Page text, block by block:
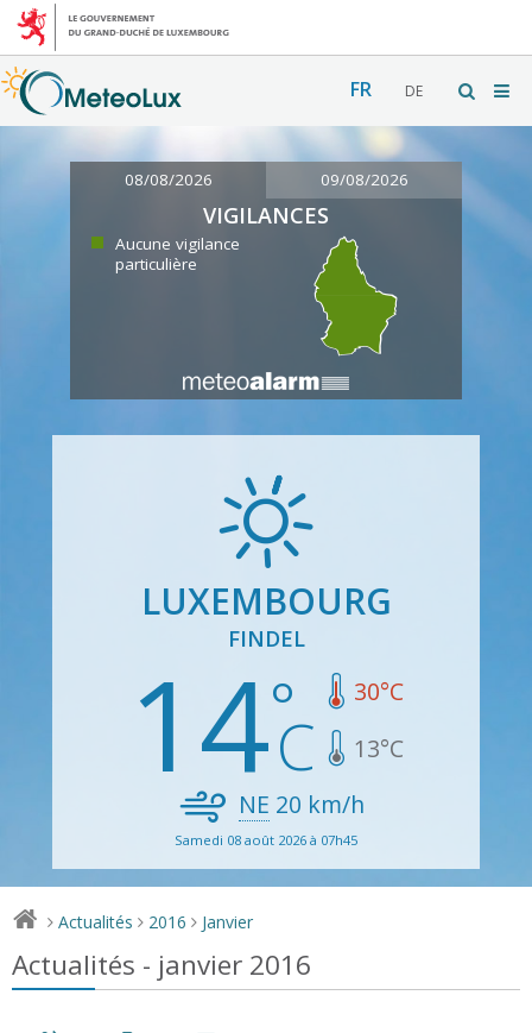
FR DE
08/08/2026 09/08/2026
VIGILANCES
Aucune vigilance
particulière
LUXEMBOURG
FINDEL
14 30°C
13°C
NE 20 km/h
Samedi 08 août 2026 à 07h45
> Actualités > 2016 > Janvier
Actualités - janvier 2016